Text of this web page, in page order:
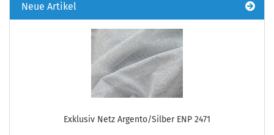
Neue Artikel
Exklusiv Netz Argento/Silber ENP 2471